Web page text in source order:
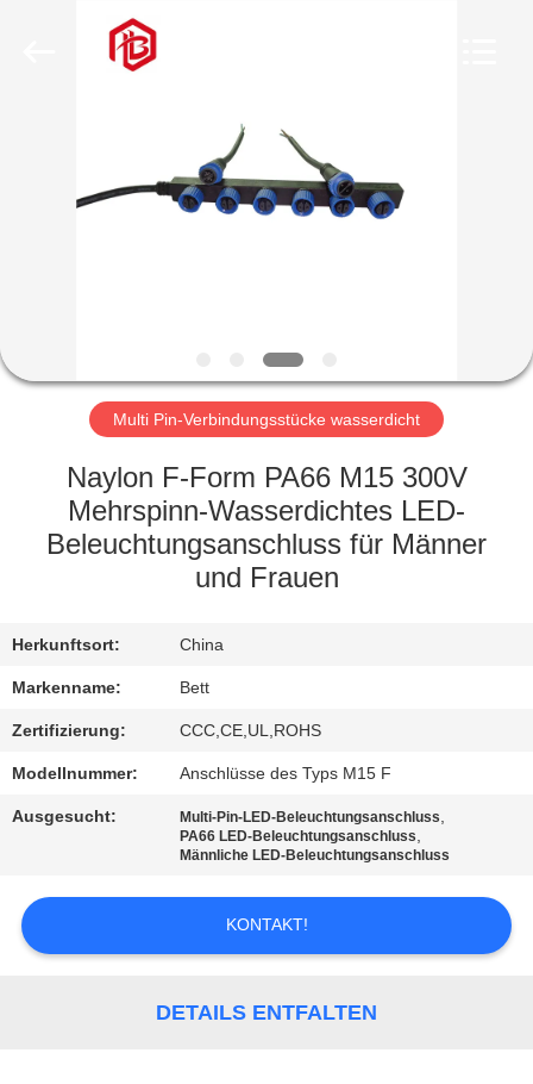
PRODUKTE
FABRIK-
AUSFLUG
QUALITÄTSKONTROLLE
PRIVACY
POLICY
Multi Pin-Verbindungsstücke wasserdicht
Naylon F-Form PA66 M15 300V
Mehrspinn-Wasserdichtes LED-
Beleuchtungsanschluss für Männer
und Frauen
Herkunftsort: China
Markenname: Bett
Zertifizierung: CCC,CE,UL,ROHS
Modellnummer: Anschlüsse des Typs M15 F
Ausgesucht: Multi-Pin-LED-Beleuchtungsanschluss,
PA66 LED-Beleuchtungsanschluss,
Männliche LED-Beleuchtungsanschluss
KONTAKT!
DETAILS ENTFALTEN